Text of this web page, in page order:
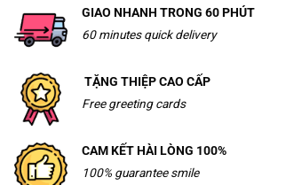
GIAO NHANH TRONG 60 PHÚT
60 minutes quick delivery
TẶNG THIỆP CAO CẤP
Free greeting cards
CAM KẾT HÀI LÒNG 100%
100% guarantee smile